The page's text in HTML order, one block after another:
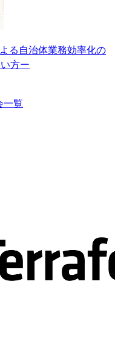
る自治体業務効率化の
方ー
一覧